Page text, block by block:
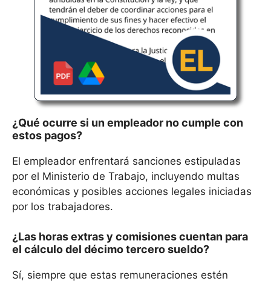
¿Qué ocurre si un empleador no cumple con
estos pagos?
El empleador enfrentará sanciones estipuladas
por el Ministerio de Trabajo, incluyendo multas
económicas y posibles acciones legales iniciadas
por los trabajadores.
¿Las horas extras y comisiones cuentan para
el cálculo del décimo tercero sueldo?
Sí, siempre que estas remuneraciones estén